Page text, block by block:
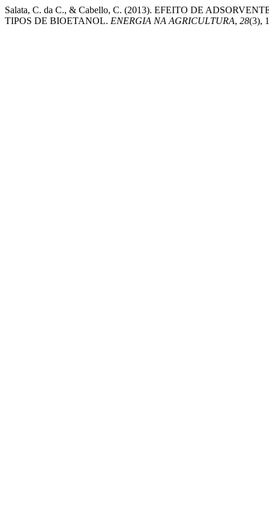
Salata, C. da C., & Cabello, C. (2013). EFEITO DE
TIPOS DE BIOETANOL. ENERGIA NA AGRICULTURA, 28(3),